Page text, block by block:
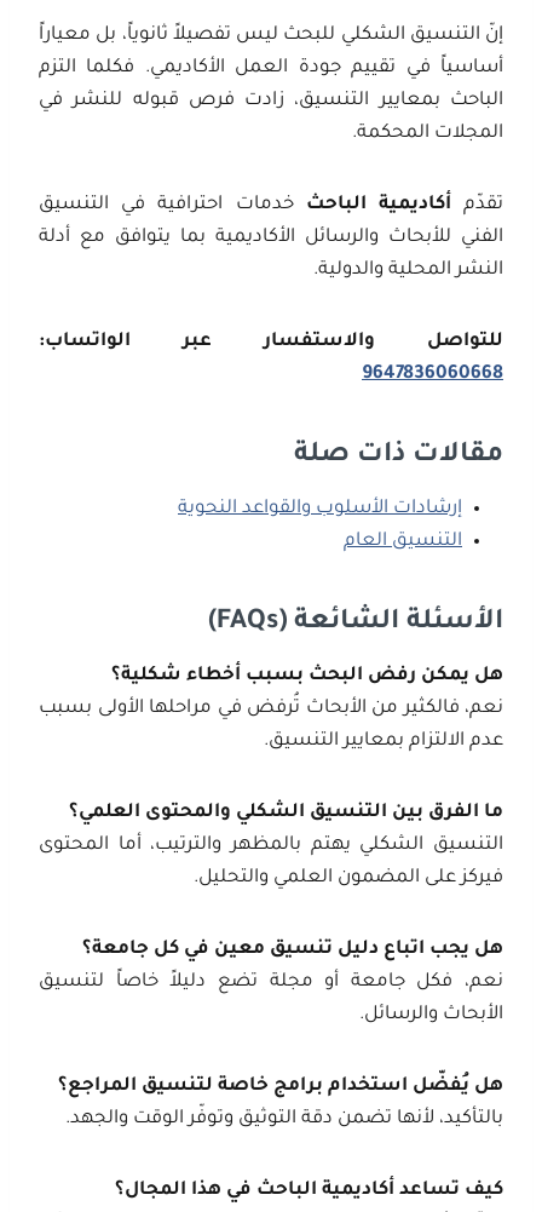
إنّ التنسيق الشكلي للبحث ليس تفصيلاً ثانوياً، بل معياراً
أساسياً في تقييم جودة العمل الأكاديمي. فكلما التزم
الباحث بمعايير التنسيق، زادت فرص قبوله للنشر في
المجلات المحكمة.
تقدّم أكاديمية الباحث خدمات احترافية في التنسيق
الفني للأبحاث والرسائل الأكاديمية بما يتوافق مع أدلة
النشر المحلية والدولية.
للتواصل والاستفسار عبر الواتساب:
9647836060668
مقالات ذات صلة
إرشادات الأسلوب والقواعد النحوية
التنسيق العام
الأسئلة الشائعة (FAQs)
هل يمكن رفض البحث بسبب أخطاء شكلية؟
نعم، فالكثير من الأبحاث تُرفض في مراحلها الأولى بسبب
عدم الالتزام بمعايير التنسيق.
ما الفرق بين التنسيق الشكلي والمحتوى العلمي؟
التنسيق الشكلي يهتم بالمظهر والترتيب، أما المحتوى
فيركز على المضمون العلمي والتحليل.
هل يجب اتباع دليل تنسيق معين في كل جامعة؟
نعم، فكل جامعة أو مجلة تضع دليلاً خاصاً لتنسيق
الأبحاث والرسائل.
هل يُفضّل استخدام برامج خاصة لتنسيق المراجع؟
بالتأكيد، لأنها تضمن دقة التوثيق وتوفّر الوقت والجهد.
كيف تساعد أكاديمية الباحث في هذا المجال؟